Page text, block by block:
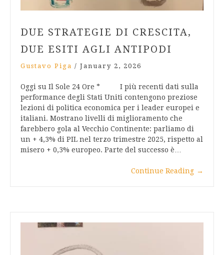
DUE STRATEGIE DI CRESCITA,
DUE ESITI AGLI ANTIPODI
Gustavo Piga / January 2, 2026
Oggi su Il Sole 24 Ore * I più recenti dati sulla
performance degli Stati Uniti contengono preziose
lezioni di politica economica per i leader europei e
italiani. Mostrano livelli di miglioramento che
farebbero gola al Vecchio Continente: parliamo di
un + 4,3% di PIL nel terzo trimestre 2025, rispetto al
misero + 0,3% europeo. Parte del successo è…
Continue Reading →